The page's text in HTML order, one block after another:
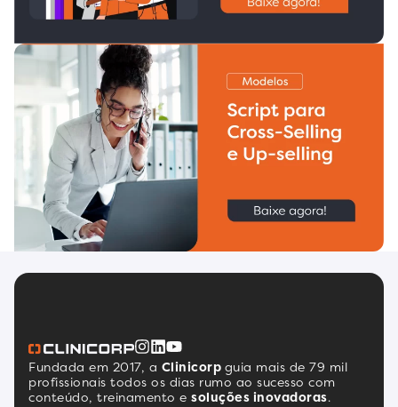
Fundada em 2017, a Clinicorp guia mais de 79 mil
profissionais todos os dias rumo ao sucesso com
conteúdo, treinamento e soluções inovadoras.